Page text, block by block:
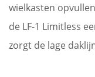
wielkasten
de LF-1 Limitless
zorgt de lage